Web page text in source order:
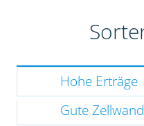
Hohe Erträge
Gute